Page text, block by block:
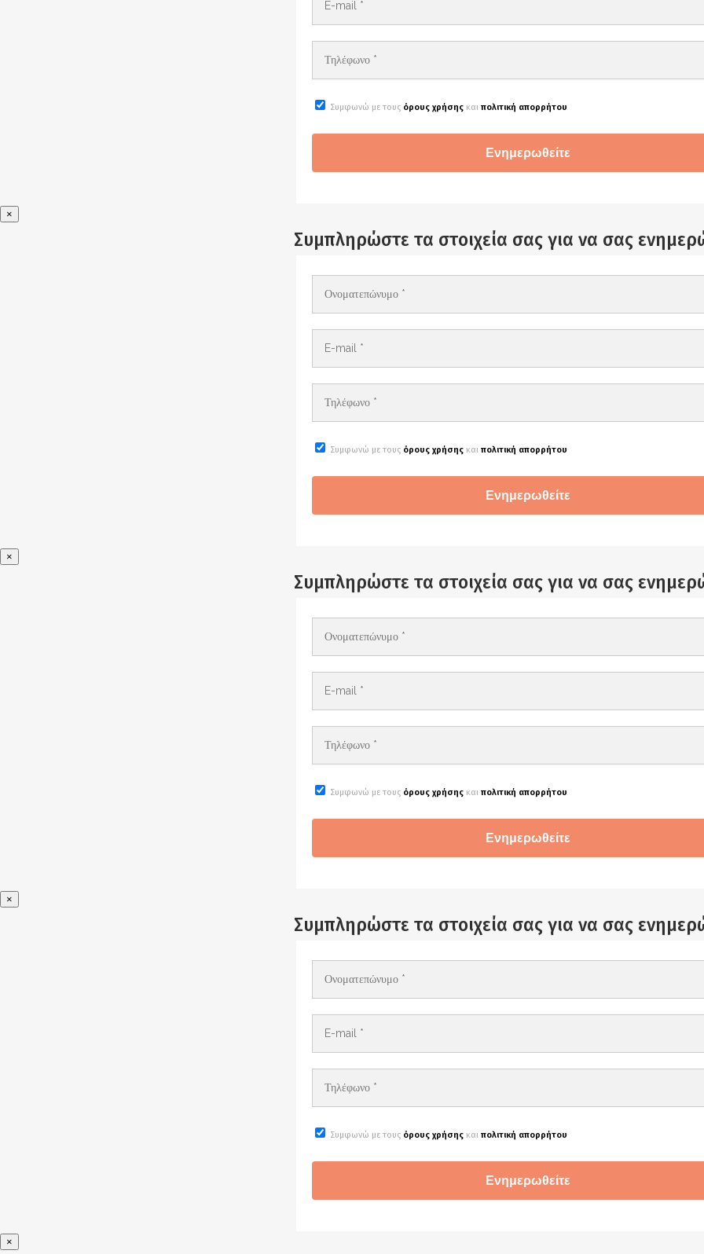
Συμφωνώ με τους όρους χρήσης και πολιτική απορρήτου
×
Συμπληρώστε τα στοιχεία σας για να σας
Συμφωνώ με τους όρους χρήσης και πολιτική απορρήτου
×
Συμπληρώστε τα στοιχεία σας για να σας
Συμφωνώ με τους όρους χρήσης και πολιτική απορρήτου
×
Συμπληρώστε τα στοιχεία σας για να σας
Συμφωνώ με τους όρους χρήσης και πολιτική απορρήτου
×